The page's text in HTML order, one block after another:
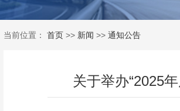
当前位置： 首页>> 新闻 >> 通知公告
关于举办“2025